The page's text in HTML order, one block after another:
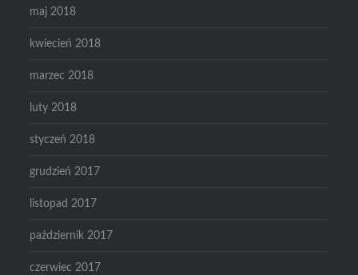
maj 2018
kwiecień 2018
marzec 2018
luty 2018
styczeń 2018
grudzień 2017
listopad 2017
październik 2017
czerwiec 2017